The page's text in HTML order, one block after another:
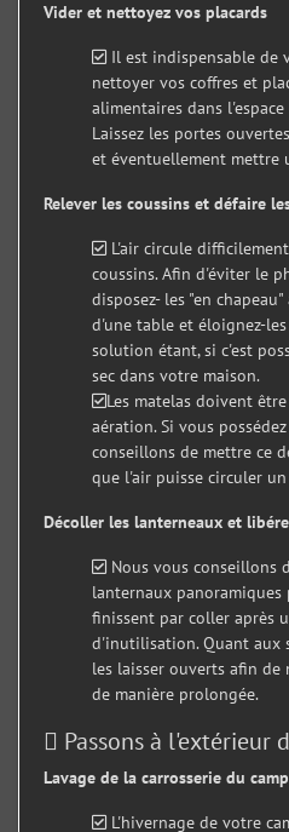
Vider et nettoyez vos placards
Il est indispensable de
nettoyer vos coffres et
alimentaires dans
Laissez les portes
et éventuellement mettre
Relever les coussins et défaire
L'air circule
coussins. Afin d'éviter le
disposez- les "en
d'une table et éloignez-
solution étant, si c'est
sec dans votre maison.
Les matelas doivent
aération. Si vous
conseillons de mettre ce
que l'air puisse circuler
Décoller les lanterneaux et
Nous vous conseillons
lanternaux
finissent par coller après
d'inutilisation. Quant aux
les laisser ouverts afin
de manière prolongée.
Passons à l'extérieur
Lavage de la carrosserie du
L'hivernage de votre